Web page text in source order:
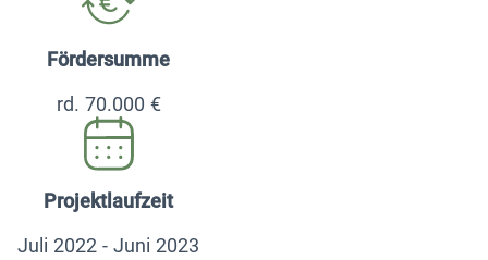
Fördersumme
rd. 70.000 €
Projektlaufzeit
Juli 2022 - Juni 2023